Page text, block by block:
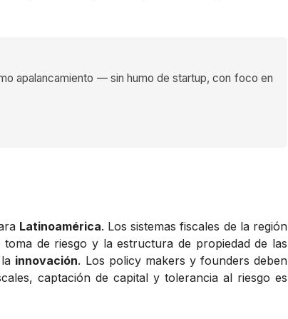
apalancamiento — sin humo de startup, con foco en
Latinoamérica. Los sistemas fiscales de la región
de riesgo y la estructura de propiedad de las
innovación. Los policy makers y founders deben
captación de capital y tolerancia al riesgo es